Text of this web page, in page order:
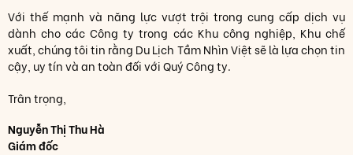
Với thế mạnh và năng lực vượt trội trong cung cấp dịch vụ
dành cho các Công ty trong các Khu công nghiệp, Khu chế
xuất, chúng tôi tin rằng Du Lịch Tầm Nhìn Việt sẽ là lựa chọn tin
cậy, uy tín và an toàn đối với Quý Công ty.
Trân trọng,
Nguyễn Thị Thu Hà
Giám đốc